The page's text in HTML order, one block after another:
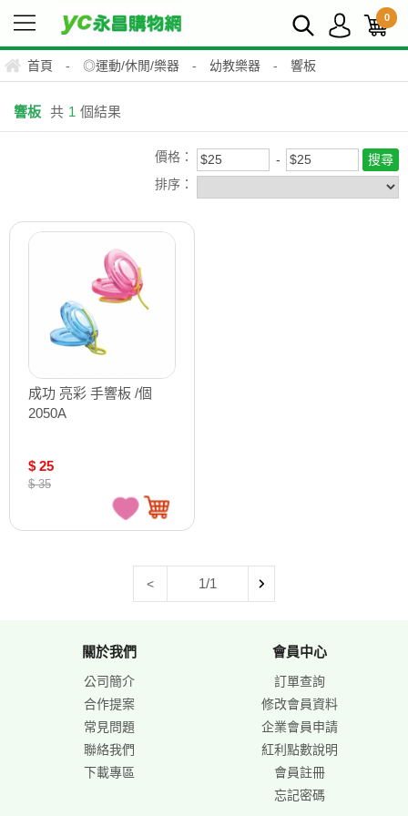
0
首頁 - ◎運動/休閒/樂器 - 幼教樂器 - 響板
響板 共 1 個結果
價格：
排序：
成功 亮彩 手響板 /個
2050A
$ 25
$ 35
< 1/1
關於我們
公司簡介
合作提案
常見問題
聯絡我們
下載專區
會員中心
訂單查詢
修改會員資料
企業會員申請
紅利點數說明
會員註冊
忘記密碼